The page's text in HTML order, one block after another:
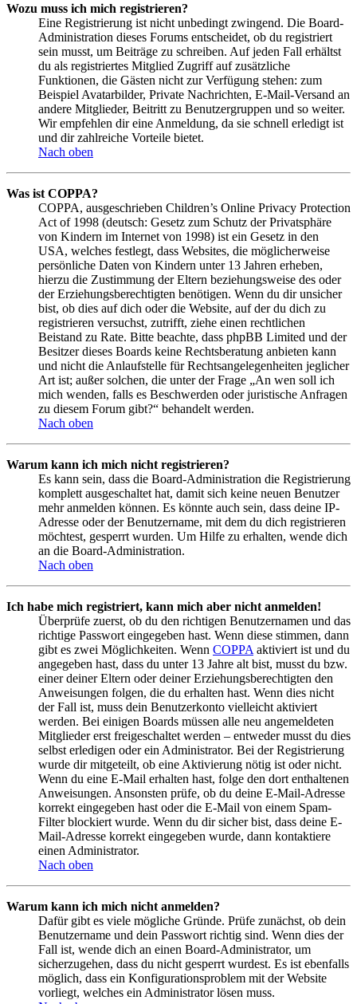
Wozu muss ich mich registrieren?
Eine Registrierung ist nicht unbedingt zwingend. Die Board-
Administration dieses Forums entscheidet, ob du registriert
sein musst, um Beiträge zu schreiben. Auf jeden Fall erhältst
du als registriertes Mitglied Zugriff auf zusätzliche
Funktionen, die Gästen nicht zur Verfügung stehen: zum
Beispiel Avatarbilder, Private Nachrichten, E-Mail-Versand an
andere Mitglieder, Beitritt zu Benutzergruppen und so weiter.
Wir empfehlen dir eine Anmeldung, da sie schnell erledigt ist
und dir zahlreiche Vorteile bietet.
Nach oben
Was ist COPPA?
COPPA, ausgeschrieben Children’s Online Privacy Protection
Act of 1998 (deutsch: Gesetz zum Schutz der Privatsphäre
von Kindern im Internet von 1998) ist ein Gesetz in den
USA, welches festlegt, dass Websites, die möglicherweise
persönliche Daten von Kindern unter 13 Jahren erheben,
hierzu die Zustimmung der Eltern beziehungsweise des oder
der Erziehungsberechtigten benötigen. Wenn du dir unsicher
bist, ob dies auf dich oder die Website, auf der du dich zu
registrieren versuchst, zutrifft, ziehe einen rechtlichen
Beistand zu Rate. Bitte beachte, dass phpBB Limited und der
Besitzer dieses Boards keine Rechtsberatung anbieten kann
und nicht die Anlaufstelle für Rechtsangelegenheiten jeglicher
Art ist; außer solchen, die unter der Frage „An wen soll ich
mich wenden, falls es Beschwerden oder juristische Anfragen
zu diesem Forum gibt?“ behandelt werden.
Nach oben
Warum kann ich mich nicht registrieren?
Es kann sein, dass die Board-Administration die Registrierung
komplett ausgeschaltet hat, damit sich keine neuen Benutzer
mehr anmelden können. Es könnte auch sein, dass deine IP-
Adresse oder der Benutzername, mit dem du dich registrieren
möchtest, gesperrt wurden. Um Hilfe zu erhalten, wende dich
an die Board-Administration.
Nach oben
Ich habe mich registriert, kann mich aber nicht anmelden!
Überprüfe zuerst, ob du den richtigen Benutzernamen und das
richtige Passwort eingegeben hast. Wenn diese stimmen, dann
gibt es zwei Möglichkeiten. Wenn COPPA aktiviert ist und du
angegeben hast, dass du unter 13 Jahre alt bist, musst du bzw.
einer deiner Eltern oder deiner Erziehungsberechtigten den
Anweisungen folgen, die du erhalten hast. Wenn dies nicht
der Fall ist, muss dein Benutzerkonto vielleicht aktiviert
werden. Bei einigen Boards müssen alle neu angemeldeten
Mitglieder erst freigeschaltet werden – entweder musst du dies
selbst erledigen oder ein Administrator. Bei der Registrierung
wurde dir mitgeteilt, ob eine Aktivierung nötig ist oder nicht.
Wenn du eine E-Mail erhalten hast, folge den dort enthaltenen
Anweisungen. Ansonsten prüfe, ob du deine E-Mail-Adresse
korrekt eingegeben hast oder die E-Mail von einem Spam-
Filter blockiert wurde. Wenn du dir sicher bist, dass deine E-
Mail-Adresse korrekt eingegeben wurde, dann kontaktiere
einen Administrator.
Nach oben
Warum kann ich mich nicht anmelden?
Dafür gibt es viele mögliche Gründe. Prüfe zunächst, ob dein
Benutzername und dein Passwort richtig sind. Wenn dies der
Fall ist, wende dich an einen Board-Administrator, um
sicherzugehen, dass du nicht gesperrt wurdest. Es ist ebenfalls
möglich, dass ein Konfigurationsproblem mit der Website
vorliegt, welches ein Administrator lösen muss.